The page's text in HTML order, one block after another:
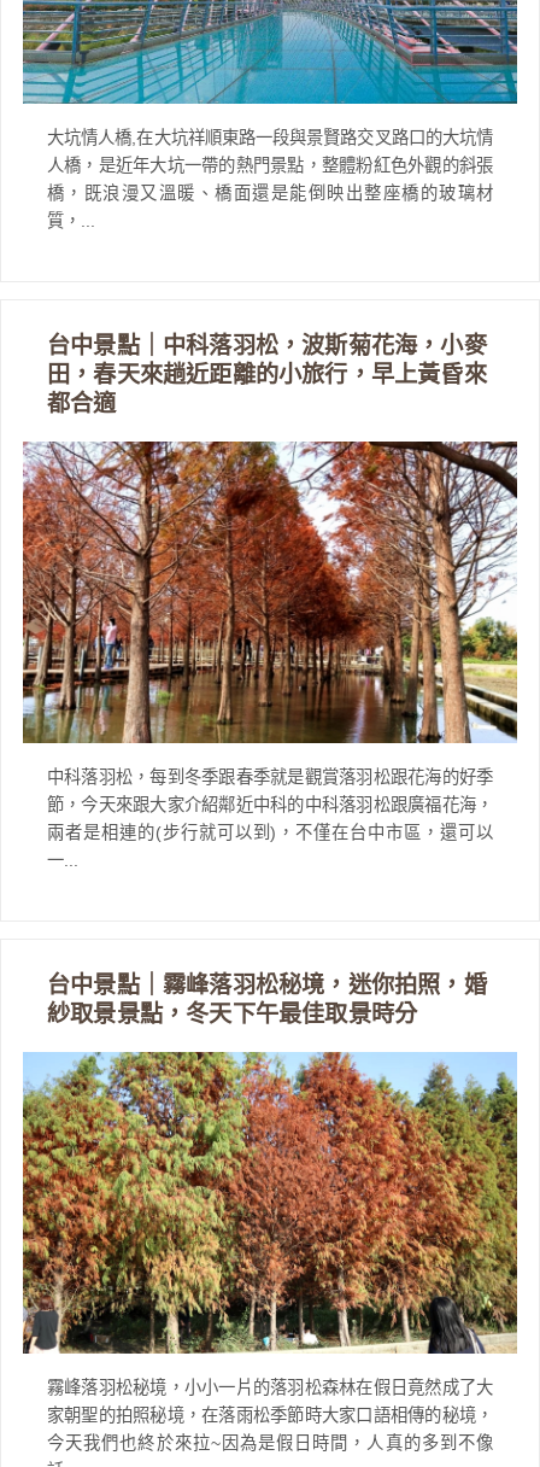
大坑情人橋,在大坑祥順東路一段與景賢路交叉路口的大坑情
人橋，是近年大坑一帶的熱門景點，整體粉紅色外觀的斜張
橋，既浪漫又溫暖、橋面還是能倒映出整座橋的玻璃材
質，...
台中景點｜中科落羽松，波斯菊花海，小麥
田，春天來趟近距離的小旅行，早上黃昏來
都合適
中科落羽松，每到冬季跟春季就是觀賞落羽松跟花海的好季
節，今天來跟大家介紹鄰近中科的中科落羽松跟廣福花海，
兩者是相連的(步行就可以到)，不僅在台中市區，還可以
一...
台中景點｜霧峰落羽松秘境，迷你拍照，婚
紗取景景點，冬天下午最佳取景時分
霧峰落羽松秘境，小小一片的落羽松森林在假日竟然成了大
家朝聖的拍照秘境，在落雨松季節時大家口語相傳的秘境，
今天我們也終於來拉~因為是假日時間，人真的多到不像